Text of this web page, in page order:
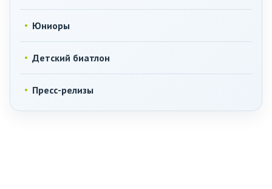
Юниоры
Детский биатлон
Пресс-релизы